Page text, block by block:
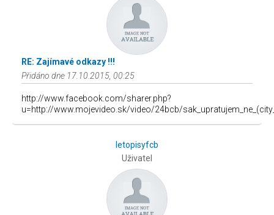
RE: Zajímavé odkazy !!!
Přidáno dne 17.10.2015, 00:25
http://www.facebook.com/sharer.php?
u=http://www.mojevideo.sk/video/24bcb/
letopisyfcb
Uživatel